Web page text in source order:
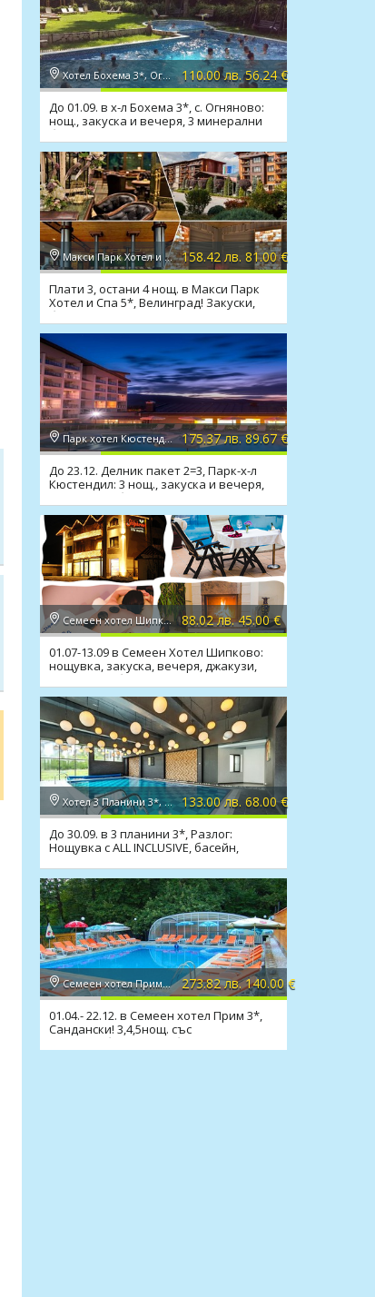
Хотел Бохема 3*, Огняново 110.00 лв. 56.24 €
До 01.09. в х-л Бохема 3*, с. Огняново:
нощ., закуска и вечеря, 3 минерални
басейна, СПА
Макси Парк Хотел и Спа 5*, Велинград 158.42 лв. 81.00 €
Плати 3, остани 4 нощ. в Макси Парк
Хотел и Спа 5*, Велинград! Закуски,
басейни, СПА
Парк хотел Кюстендил 4*, Кюстендил 175.37 лв. 89.67 €
До 23.12. Делник пакет 2=3, Парк-х-л
Кюстендил: 3 нощ., закуска и вечеря,
минерален басейн
Семеен хотел Шипково 3*, с. Шипково 88.02 лв. 45.00 €
01.07-13.09 в Семеен Хотел Шипково:
нощувка, закуска, вечеря, джакузи,
сауна, мин. басейн
Хотел 3 Планини 3*, Банско 133.00 лв. 68.00 €
До 30.09. в 3 планини 3*, Разлог:
Нощувка с ALL INCLUSIVE, басейн,
Семеен хотел Прим 3*, Сандански 273.82 лв. 140.00 €
01.04.- 22.12. в Семеен хотел Прим 3*,
Сандански! 3,4,5нощ. със
закуска,обяд,вечеря,басейн